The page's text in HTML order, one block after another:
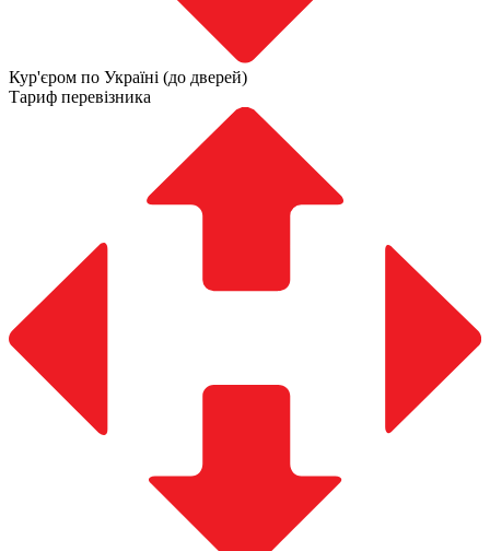
Кур'єром по Україні (до дверей)
Тариф перевізника